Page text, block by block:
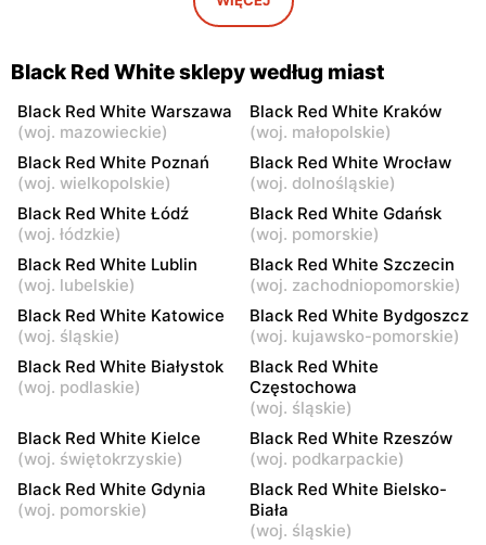
Gen. Leopolda Okulickiego
Mazowiecka 11
Black Red White
Góra Kalwaria, ul. Pijarska
17
Black Red White
Góra Kalwaria, ul. Bp.
Wierzbowskiego 2A
Black Red White
Stojadła, ul. Warszawska
63a
Black Red White
Grójec, ul. Mogielnicka 24
Black Red White
Żyrardów, ul. Moniuszki 5
Black Red White
Wyszków, ul. Pułtuska 63
Black Red White
Sochaczew, ul.
Warszawska 91
Black Red White
Warka, ul. Warszawska 19
Pułtusk, ul. Jana Pawła II
14A
Black Red White
Garwolin, ul. Bursztynowa 1
Black Red White Black Red White
Łochów, ul. 1 Maja 7
Black Red White sklepy według miast
Black Red White Warszawa
(woj. mazowieckie)
Black Red White Kraków
(woj. małopolskie)
Black Red White Poznań
(woj. wielkopolskie)
Black Red White Wrocław
(woj. dolnośląskie)
Black Red White Łódź
(woj. łódzkie)
Black Red White Gdańsk
(woj. pomorskie)
Black Red White Lublin
(woj. lubelskie)
Black Red White Szczecin
(woj. zachodniopomorskie)
Black Red White Katowice
(woj. śląskie)
Black Red White Bydgoszcz
(woj. kujawsko-pomorskie)
Black Red White Białystok
(woj. podlaskie)
Black Red White
Częstochowa
(woj. śląskie)
Black Red White Kielce
(woj. świętokrzyskie)
Black Red White Rzeszów
(woj. podkarpackie)
Black Red White Gdynia
(woj. pomorskie)
Black Red White Bielsko-
Biała
(woj. śląskie)